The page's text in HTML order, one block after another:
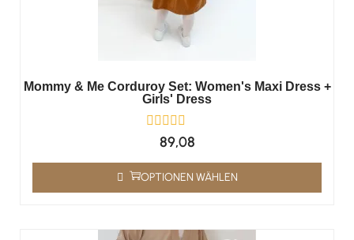
Mommy & Me Corduroy Set: Women's Maxi Dress +
Girls' Dress
89,08
OPTIONEN WÄHLEN